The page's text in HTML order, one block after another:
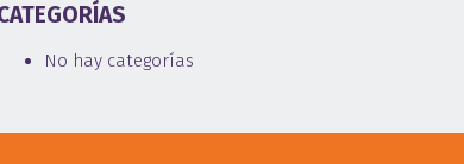
No hay categorías